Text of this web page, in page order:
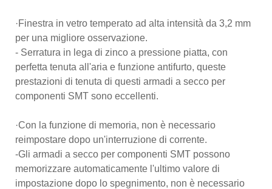
·Finestra in vetro temperato ad alta intensità da 3,2 mm
per una migliore osservazione.
- Serratura in lega di zinco a pressione piatta, con
perfetta tenuta all'aria e funzione antifurto, queste
prestazioni di tenuta di questi armadi a secco per
componenti SMT sono eccellenti.
·Con la funzione di memoria, non è necessario
reimpostare dopo un'interruzione di corrente.
-Gli armadi a secco per componenti SMT possono
memorizzare automaticamente l'ultimo valore di
impostazione dopo lo spegnimento, non è necessario